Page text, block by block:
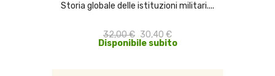
Storia globale delle istituzioni militari....
32,00 € 30,40 €
Disponibile subito